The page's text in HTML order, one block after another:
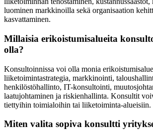
luominen markkinoilla sekä organisaation
kasvattaminen.
Millaisia erikoistumisalueita
olla?
Konsultoinnissa voi olla monia
liiketoimintastrategia, markkinointi,
henkilöstöhallinto, IT-konsultointi,
laatujohtaminen ja riskienhallinta. Konsultit
tiettyihin toimialoihin tai liiketoiminta-alueisiin.
Miten valita sopiva konsultti